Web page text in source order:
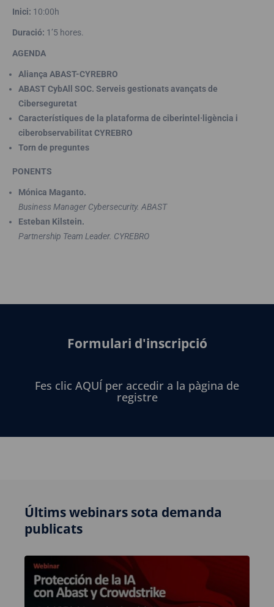
Inici: 10:00h
Duració: 1’5 hores.
AGENDA
Aliança ABAST-CYREBRO
ABAST CybAll SOC. Serveis gestionats avançats de
Ciberseguretat
Característiques de la plataforma de ciberintel·ligència i
ciberobservabilitatCYREBRO
Torn de preguntes
PONENTS
Mónica Maganto.
Business Manager Cybersecurity. ABAST
Esteban Kilstein.
Partnership Team Leader. CYREBRO
Formulari d'inscripció
Fes clic AQUÍ per accedir a la pàgina de
registre
Últims webinars sota demanda
publicats